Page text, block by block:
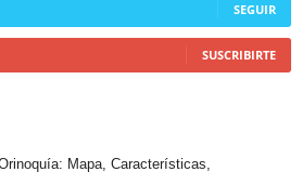
SEGUIR
SUSCRIBIRTE
Mapa, Características,